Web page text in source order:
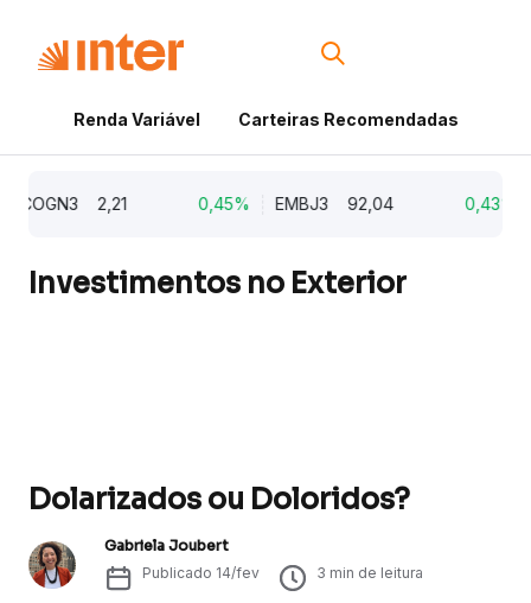
Renda Variável Carteiras Recomendadas
2,21 0,45% EMBJ3 92,04 0,43%
Investimentos no Exterior
Dolarizados ou Doloridos?
Gabriela Joubert
Publicado 14/fev 3 min de leitura